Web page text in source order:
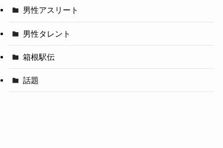
男性アスリート
男性タレント
箱根駅伝
話題